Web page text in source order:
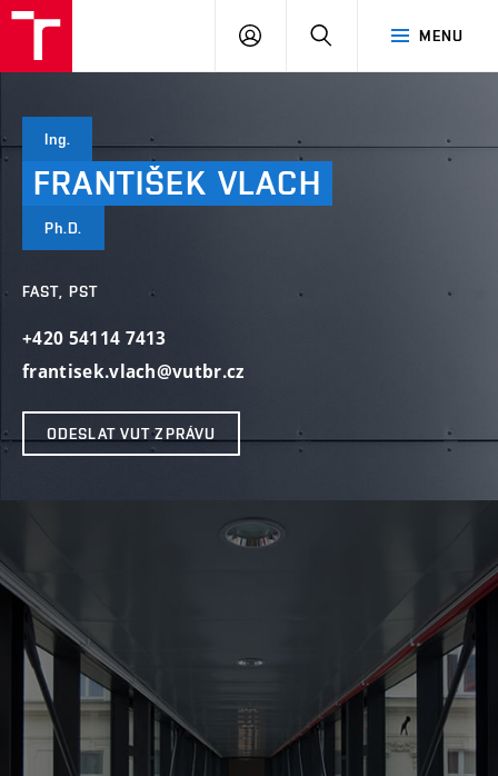
MENU
PŘIHLÁSIT
Ing.
FRANTIŠEK VLACH
Ph.D.
FAST, PST
+420 54114 7413
frantisek.vlach@vutbr.cz
ODESLAT VUT ZPRÁVU